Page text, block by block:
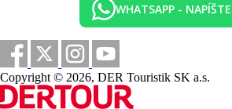
WHATSAPP -
Copyright © 2026, DER Touristik SK a.s.